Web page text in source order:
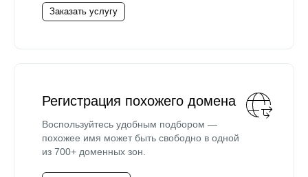
Заказать услугу
Регистрация похожего домена
Воспользуйтесь удобным подбором —
похожее имя может быть свободно в одной
из 700+ доменных зон.